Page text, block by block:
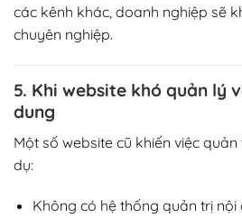
các kênh khác, doanh nghiệp sẽ
chuyên nghiệp.
5. Khi website khó quản lý
dung
Một số website cũ khiến việc
dụ:
Không có hệ thống quản trị nội